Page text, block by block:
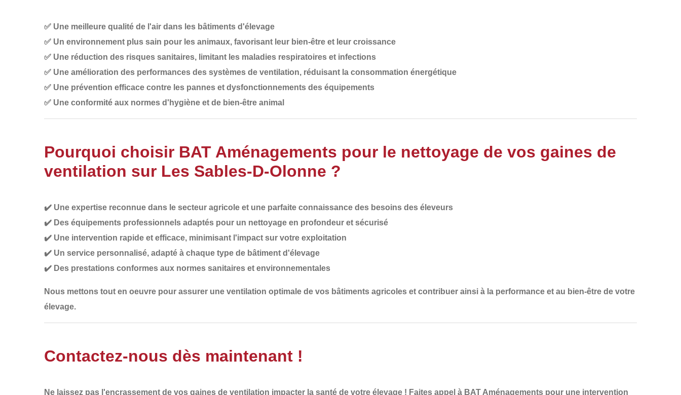
✅ Une meilleure qualité de l'air dans les bâtiments d'élevage
✅ Un environnement plus sain pour les animaux, favorisant leur bien-être et leur croissance
✅ Une réduction des risques sanitaires, limitant les maladies respiratoires et infections
✅ Une amélioration des performances des systèmes de ventilation, réduisant la consommation énergétique
✅ Une prévention efficace contre les pannes et dysfonctionnements des équipements
✅ Une conformité aux normes d'hygiène et de bien-être animal
Pourquoi choisir BAT Aménagements pour le nettoyage de vos gaines de
ventilation sur Les Sables-D-Olonne ?
✔️ Une expertise reconnue dans le secteur agricole et une parfaite connaissance des besoins des éleveurs
✔️ Des équipements professionnels adaptés pour un nettoyage en profondeur et sécurisé
✔️ Une intervention rapide et efficace, minimisant l'impact sur votre exploitation
✔️ Un service personnalisé, adapté à chaque type de bâtiment d'élevage
✔️ Des prestations conformes aux normes sanitaires et environnementales
Nous mettons tout en oeuvre pour assurer une ventilation optimale de vos bâtiments agricoles et contribuer ainsi à la performance et au bien-être de votre
élevage.
Contactez-nous dès maintenant !
Ne laissez pas l'encrassement de vos gaines de ventilation impacter la santé de votre élevage ! Faites appel à BAT Aménagements pour une intervention